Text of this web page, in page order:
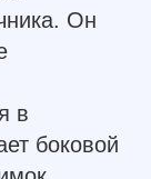
Он
в
боковой